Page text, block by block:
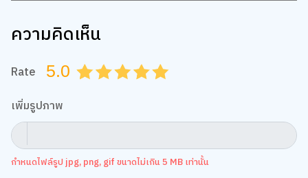
ความคิดเห็น
Rate 5.0 4.5
4.0
3.5
3.0
2.5
2.0
1.5
1.0
0.5
เพิ่มรูปภาพ
กำหนดไฟล์รูป jpg, png, gif ขนาดไม่เกิน 5 MB เท่านั้น